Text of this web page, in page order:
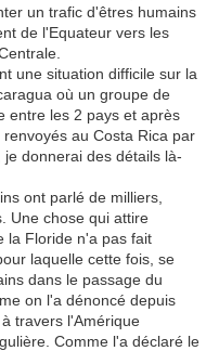
un trafic d'êtres humains
de l'Equateur vers les
une situation difficile sur la
où un groupe de
entre les 2 pays et après
au Costa Rica par
donnerai des détails là-
ont parlé de milliers,
Une chose qui attire
la Floride n'a pas fait
laquelle cette fois, se
dans le passage du
on l'a dénoncé depuis
travers l'Amérique
Comme l'a déclaré le